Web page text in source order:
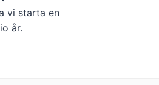
vi starta en
år.